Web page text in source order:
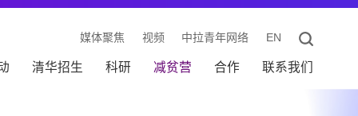
媒体聚焦 视频 中拉青年网络 EN
清华招生 科研 减贫营 合作 联系我们